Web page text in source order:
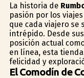
La historia de
pasión por los
que cada viajero se
intrépido. Desde
posición actual
en línea, esta
felicidad y
El Comodín de